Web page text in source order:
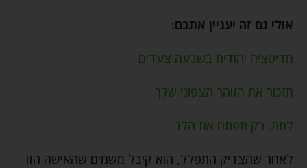
אולי גם זה יעניין אתכם:
מדיטציה יהודית בשבעה צעדים
תזכור את הזוהר הצפוני שלך
לתת, רק תפתח את הלב
לאחר שהצדיק התפלל, הוא קיבל משמים שהאישה הזו